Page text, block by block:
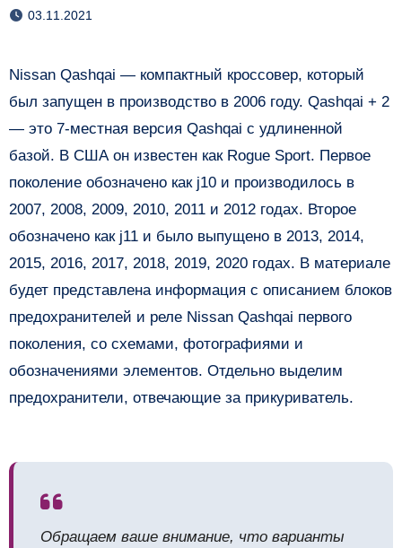
03.11.2021
Nissan Qashqai — компактный кроссовер, который
был запущен в производство в 2006 году. Qashqai + 2
— это 7-местная версия Qashqai с удлиненной
базой. В США он известен как Rogue Sport. Первое
поколение обозначено как j10 и производилось в
2007, 2008, 2009, 2010, 2011 и 2012 годах. Второе
обозначено как j11 и было выпущено в 2013, 2014,
2015, 2016, 2017, 2018, 2019, 2020 годах. В материале
будет представлена ​​информация с описанием блоков
предохранителей и реле Nissan Qashqai первого
поколения, со схемами, фотографиями и
обозначениями элементов. Отдельно выделим
предохранители, отвечающие за прикуриватель.
Обращаем ваше внимание, что варианты